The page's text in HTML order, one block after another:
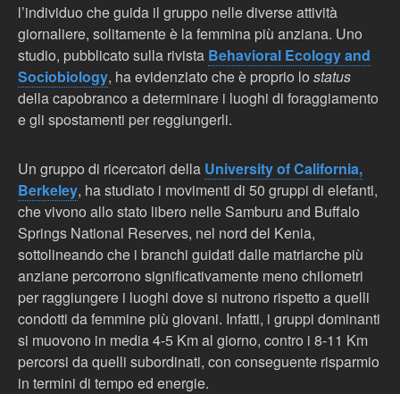
l’individuo che guida il gruppo nelle diverse attività
giornaliere, solitamente è la femmina più anziana. Uno
studio, pubblicato sulla rivista Behavioral Ecology and
Sociobiology, ha evidenziato che è proprio lo status
della capobranco a determinare i luoghi di foraggiamento
e gli spostamenti per reggiungerli.
Un gruppo di ricercatori della University of California,
Berkeley, ha studiato i movimenti di 50 gruppi di elefanti,
che vivono allo stato libero nelle Samburu and Buffalo
Springs National Reserves, nel nord del Kenia,
sottolineando che i branchi guidati dalle matriarche più
anziane percorrono significativamente meno chilometri
per raggiungere i luoghi dove si nutrono rispetto a quelli
condotti da femmine più giovani. Infatti, i gruppi dominanti
si muovono in media 4-5 Km al giorno, contro i 8-11 Km
percorsi da quelli subordinati, con conseguente risparmio
in termini di tempo ed energie.